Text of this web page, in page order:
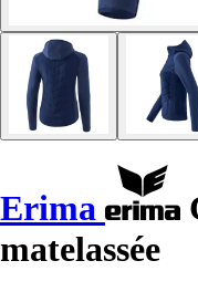
Erima
matelassée